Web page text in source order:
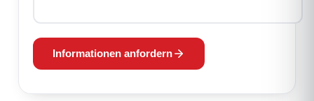
Informationen anfordern